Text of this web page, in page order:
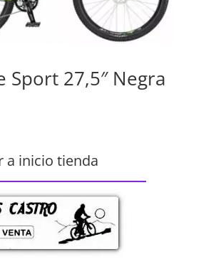
Sport 27,5″ Negra
a inicio tienda